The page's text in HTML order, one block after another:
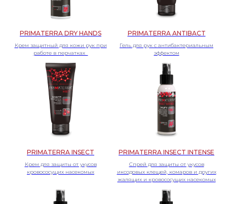
PRIMATERRA DRY HANDS
Крем защитный для кожи рук при
работе в перчатках
PRIMATERRA ANTIBACT
Гель для рук с антибактериальным
эффектом
PRIMATERRA INSECT
Крем для защиты от укусов
кровососущих насекомых
PRIMATERRA INSECT INTENSE
Спрей для защиты от укусов
иксодовых клещей, комаров и других
жалящих и кровососущих насекомых